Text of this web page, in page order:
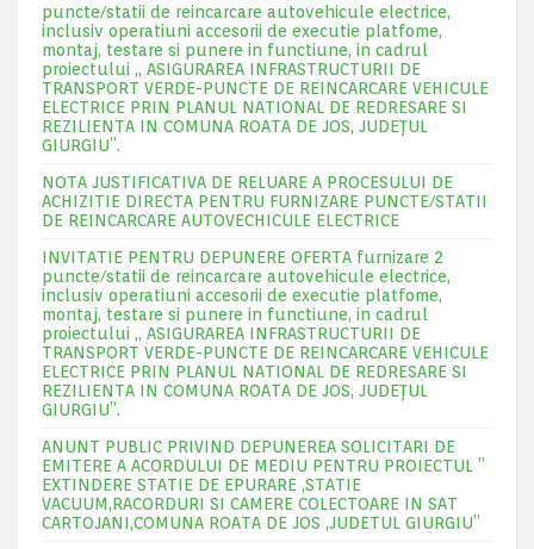
puncte/statii de reincarcare autovehicule electrice,
inclusiv operatiuni accesorii de executie platfome,
montaj, testare si punere in functiune, in cadrul
proiectului „ ASIGURAREA INFRASTRUCTURII DE
TRANSPORT VERDE-PUNCTE DE REINCARCARE VEHICULE
ELECTRICE PRIN PLANUL NATIONAL DE REDRESARE SI
REZILIENTA IN COMUNA ROATA DE JOS, JUDEŢUL
GIURGIU”.
NOTA JUSTIFICATIVA DE RELUARE A PROCESULUI DE
ACHIZITIE DIRECTA PENTRU FURNIZARE PUNCTE/STATII
DE REINCARCARE AUTOVECHICULE ELECTRICE
INVITATIE PENTRU DEPUNERE OFERTA furnizare 2
puncte/statii de reincarcare autovehicule electrice,
inclusiv operatiuni accesorii de executie platfome,
montaj, testare si punere in functiune, in cadrul
proiectului „ ASIGURAREA INFRASTRUCTURII DE
TRANSPORT VERDE-PUNCTE DE REINCARCARE VEHICULE
ELECTRICE PRIN PLANUL NATIONAL DE REDRESARE SI
REZILIENTA IN COMUNA ROATA DE JOS, JUDEŢUL
GIURGIU”.
ANUNT PUBLIC PRIVIND DEPUNEREA SOLICITARI DE
EMITERE A ACORDULUI DE MEDIU PENTRU PROIECTUL ”
EXTINDERE STATIE DE EPURARE ,STATIE
VACUUM,RACORDURI SI CAMERE COLECTOARE IN SAT
CARTOJANI,COMUNA ROATA DE JOS ,JUDETUL GIURGIU”